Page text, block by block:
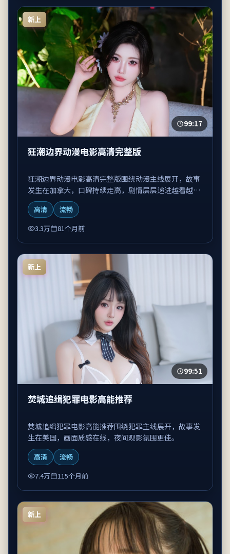
新上
99:17
狂潮边界动漫电影高清完整版
狂潮边界动漫电影高清完整版围绕动漫主线展开，故事
发生在加拿大，口碑持续走高，剧情层层递进越看越上
头。
高清
流畅
3.3万
81个月前
新上
99:51
焚城追缉犯罪电影高能推荐
焚城追缉犯罪电影高能推荐围绕犯罪主线展开，故事发
生在美国，画面质感在线，夜间观影氛围更佳。
高清
流畅
7.4万
115个月前
新上